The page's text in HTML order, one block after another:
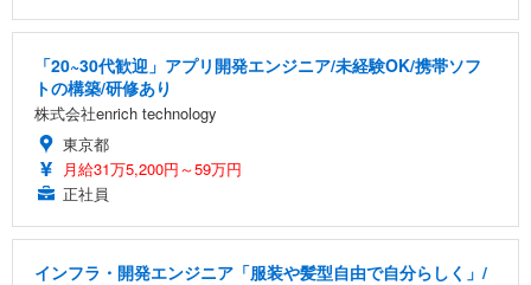
「20~30代歓迎」アプリ開発エンジニア/未経験OK/携帯ソフ
トの構築/研修あり
株式会社enrich technology
東京都
月給31万5,200円～59万円
正社員
インフラ・開発エンジニア「服装や髪型自由で自分らしく」/